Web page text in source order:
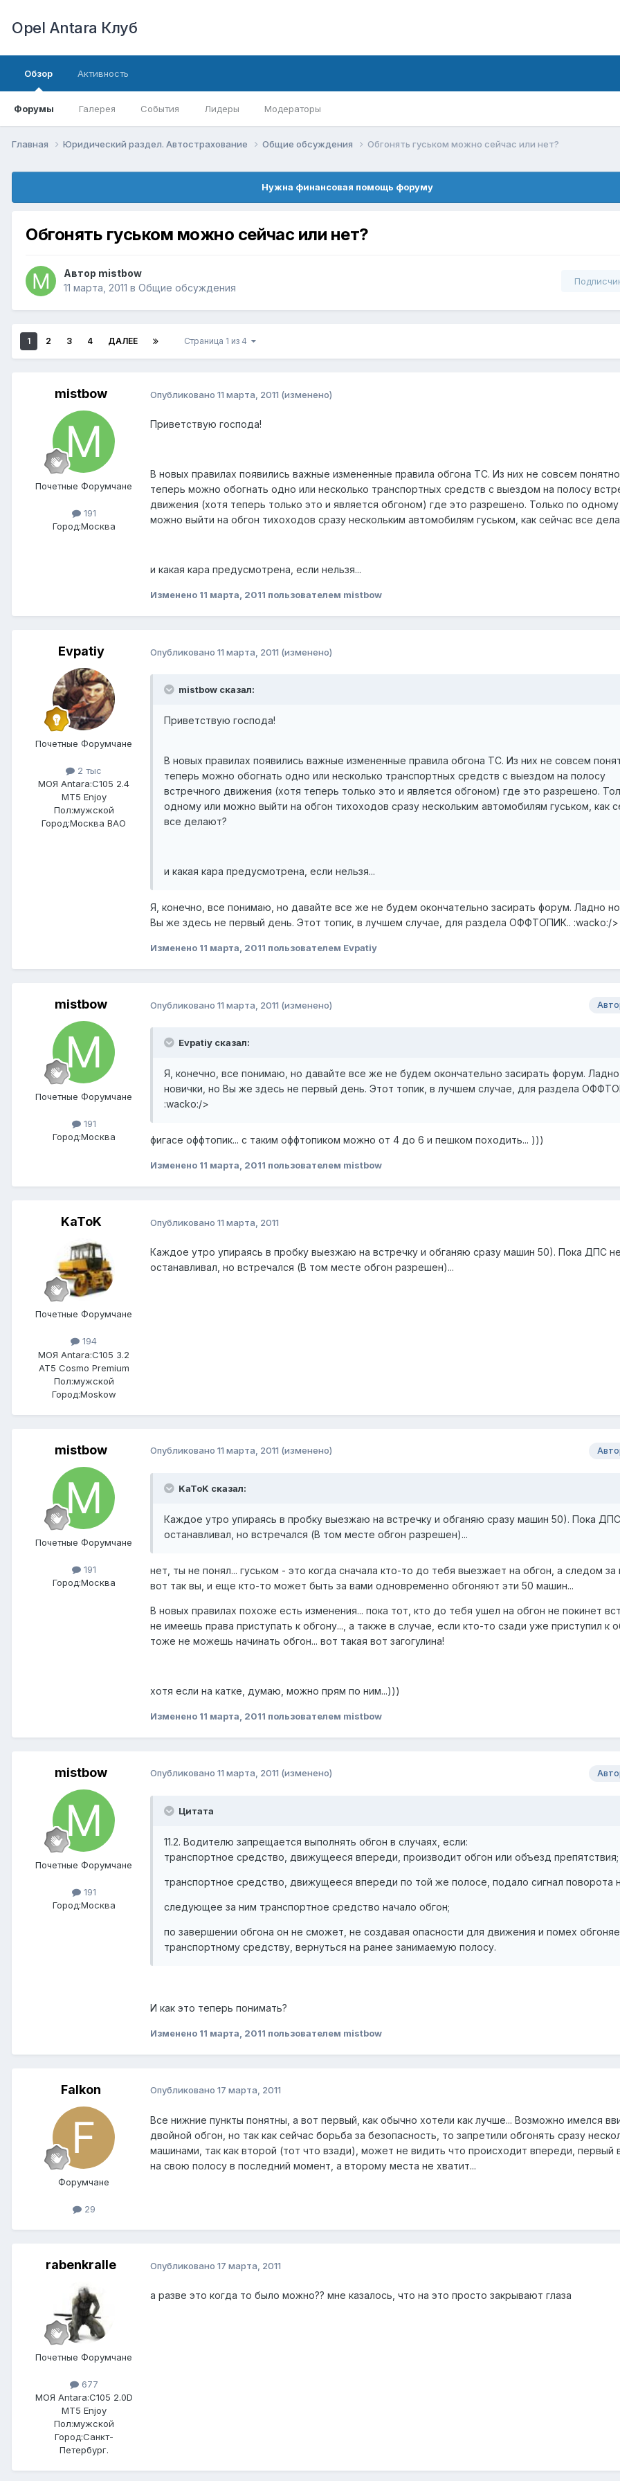
Opel Antara Клуб
Обзор
Форумы Галерея События Лидеры Модераторы
Активность
Главная Юридический раздел. Автострахование Общие обсуждения Обгонять гуськом можно сейчас или нет?
Нужна финансовая помощь форуму
Обгонять гуськом можно сейчас или нет?
Автор mistbow
11 марта, 2011 в Общие обсуждения
1 2 3 4 ДАЛЕЕ Страница 1 из 4
mistbow
Почетные Форумчане
191
Город:Москва
Опубликовано 11 марта, 2011 (изменено)
Приветствую господа!
В новых правилах появились важные измененные правила обгона ТС. Из них не совсем понятно
теперь можно обогнать одно или несколько транспортных средств с выездом на полосу
движения (хотя теперь только это и является обгоном) где это разрешено. Только по одному
можно выйти на обгон тихоходов сразу нескольким автомобилям гуськом, как сейчас все
и какая кара предусмотрена, если нельзя...
Изменено 11 марта, 2011 пользователем mistbow
Evpatiy
Почетные Форумчане
2 тыс
МОЯ Antara:C105 2.4
MT5 Enjoy
Пол:мужской
Город:Москва ВАО
Опубликовано 11 марта, 2011 (изменено)
mistbow сказал:
Приветствую господа!
В новых правилах появились важные измененные правила обгона ТС. Из них не совсем
теперь можно обогнать одно или несколько транспортных средств с выездом на полосу
встречного движения (хотя теперь только это и является обгоном) где это разрешено.
одному или можно выйти на обгон тихоходов сразу нескольким автомобилям гуськом, как
все делают?
и какая кара предусмотрена, если нельзя...
Я, конечно, все понимаю, но давайте все же не будем окончательно засирать форум. Ладно
Вы же здесь не первый день. Этот топик, в лучшем случае, для раздела ОФФТОПИК.. :wacko:/>
Изменено 11 марта, 2011 пользователем Evpatiy
mistbow
Почетные Форумчане
191
Город:Москва
Опубликовано 11 марта, 2011 (изменено)
Evpatiy сказал:
Я, конечно, все понимаю, но давайте все же не будем окончательно засирать форум. Ладно
новички, но Вы же здесь не первый день. Этот топик, в лучшем случае, для раздела
:wacko:/>
фигасе оффтопик... с таким оффтопиком можно от 4 до 6 и пешком походить... )))
Изменено 11 марта, 2011 пользователем mistbow
KaToK
Почетные Форумчане
194
МОЯ Antara:C105 3.2
AT5 Cosmo Premium
Пол:мужской
Город:Moskow
Опубликовано 11 марта, 2011
Каждое утро упираясь в пробку выезжаю на встречку и обганяю сразу машин 50). Пока ДПС не
останавливал, но встречался (В том месте обгон разрешен)...
mistbow
Почетные Форумчане
191
Город:Москва
Опубликовано 11 марта, 2011 (изменено)
KaToK сказал:
Каждое утро упираясь в пробку выезжаю на встречку и обганяю сразу машин 50). Пока
останавливал, но встречался (В том месте обгон разрешен)...
нет, ты не понял... гуськом - это когда сначала кто-то до тебя выезжает на обгон, а следом за
вот так вы, и еще кто-то может быть за вами одновременно обгоняют эти 50 машин...
В новых правилах похоже есть изменения... пока тот, кто до тебя ушел на обгон не покинет
не имеешь права приступать к обгону..., а также в случае, если кто-то сзади уже приступил к
тоже не можешь начинать обгон... вот такая вот загогулина!
хотя если на катке, думаю, можно прям по ним...)))
Изменено 11 марта, 2011 пользователем mistbow
mistbow
Почетные Форумчане
191
Город:Москва
Опубликовано 11 марта, 2011 (изменено)
Цитата
11.2. Водителю запрещается выполнять обгон в случаях, если:
транспортное средство, движущееся впереди, производит обгон или объезд препятствия;
транспортное средство, движущееся впереди по той же полосе, подало сигнал поворота
следующее за ним транспортное средство начало обгон;
по завершении обгона он не сможет, не создавая опасности для движения и помех
транспортному средству, вернуться на ранее занимаемую полосу.
И как это теперь понимать?
Изменено 11 марта, 2011 пользователем mistbow
Falkon
Форумчане
29
Опубликовано 17 марта, 2011
Все нижние пункты понятны, а вот первый, как обычно хотели как лучше... Возможно имелся
двойной обгон, но так как сейчас борьба за безопасность, то запретили обгонять сразу
машинами, так как второй (тот что взади), может не видить что происходит впереди, первый
на свою полосу в последний момент, а второму места не хватит...
rabenkralle
Почетные Форумчане
677
МОЯ Antara:C105 2.0D
MT5 Enjoy
Пол:мужской
Город:Санкт-
Петербург.
Опубликовано 17 марта, 2011
а разве это когда то было можно?? мне казалось, что на это просто закрывают глаза